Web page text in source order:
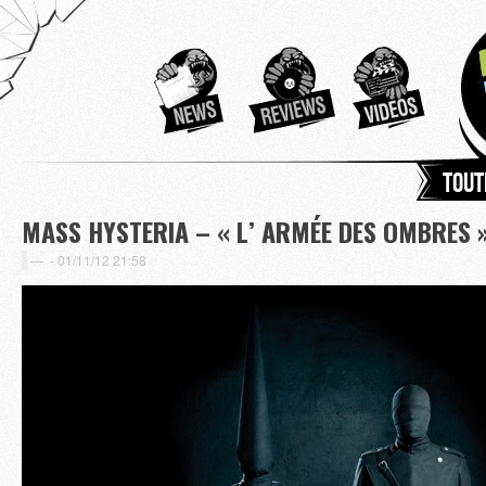
MASS HYSTERIA – « L’ ARMÉE DES OMBRES
- 01/11/12 21:58